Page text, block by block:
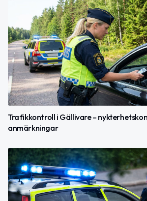
Trafikkontroll i Gällivare –
anmärkningar